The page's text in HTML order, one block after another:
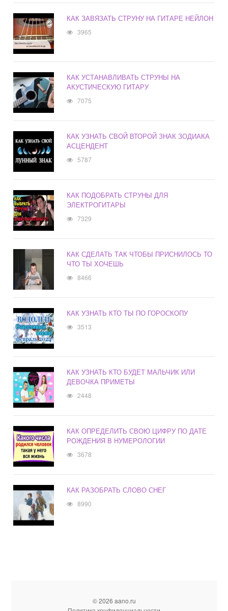
КАК ЗАВЯЗАТЬ СТРУНУ НА ГИТАРЕ НЕЙЛОН
3965
КАК УСТАНАВЛИВАТЬ СТРУНЫ НА
АКУСТИЧЕСКУЮ ГИТАРУ
7075
КАК УЗНАТЬ СВОЙ ВТОРОЙ ЗНАК ЗОДИАКА
АСЦЕНДЕНТ
5787
КАК ПОДОБРАТЬ СТРУНЫ ДЛЯ
ЭЛЕКТРОГИТАРЫ
7329
КАК СДЕЛАТЬ ТАК ЧТОБЫ ПРИСНИЛОСЬ ТО
ЧТО ТЫ ХОЧЕШЬ
8466
КАК УЗНАТЬ КТО ТЫ ПО ГОРОСКОПУ
3513
КАК УЗНАТЬ КТО БУДЕТ МАЛЬЧИК ИЛИ
ДЕВОЧКА ПРИМЕТЫ
2448
КАК ОПРЕДЕЛИТЬ СВОЮ ЦИФРУ ПО ДАТЕ
РОЖДЕНИЯ В НУМЕРОЛОГИИ
3678
КАК РАЗОБРАТЬ СЛОВО СНЕГ
8990
© 2026 aano.ru